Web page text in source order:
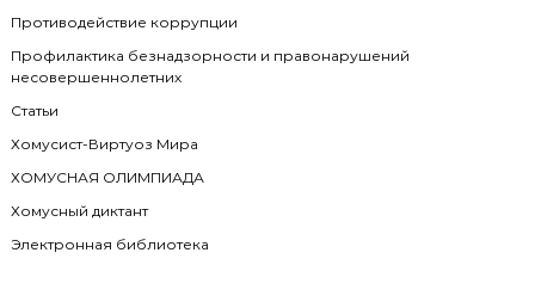
Противодействие коррупции
Профилактика безнадзорности и правонарушений
несовершеннолетних
Статьи
Хомусист-Виртуоз Мира
ХОМУСНАЯ ОЛИМПИАДА
Хомусный диктант
Электронная библиотека